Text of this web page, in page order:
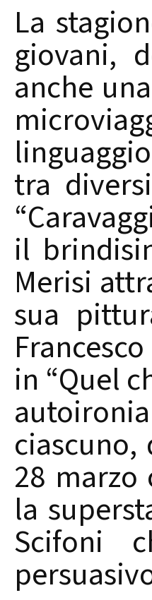
La
giovani,
anche
tra
il
Merisi
sua
in “Quel
ciascuno,
28 marzo
la
Scifoni